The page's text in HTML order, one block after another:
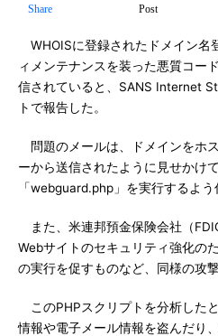
Share Post
WHOISに登録されたドメイン名
ィメンテナンスを装った悪質コー
信されていると、SANS Internet
トで報告した。
問題のメールは、ドメインをホ
ーから送信されたように見せかけ
「webguard.php」を実行するよう
また、米連邦預金保険会社（
Webサイトのセキュリティ強化の
の実行を促すものなど、同様の攻
このPHPスクリプトを分析した
情報や電子メール情報を盗んだり